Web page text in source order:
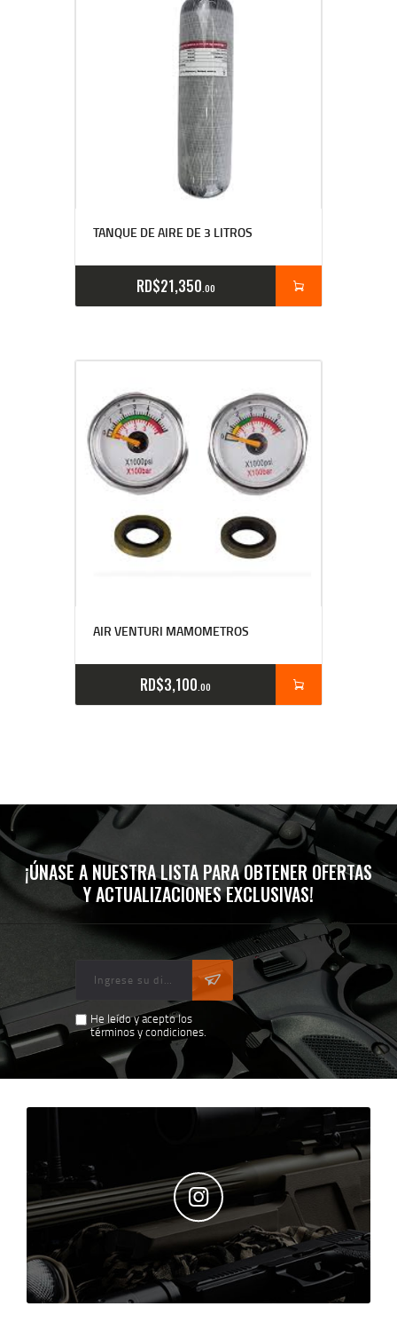
TANQUE DE AIRE DE 3 LITROS
RD$21,350 00
AIR VENTURI MAMOMETROS
RD$3,100 00
¡ÚNASE A NUESTRA LISTA PARA OBTENER OFERTAS
Y ACTUALIZACIONES EXCLUSIVAS!
He leído y acepto los
términos y condiciones.